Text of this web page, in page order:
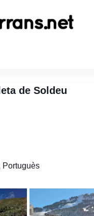
de Soldeu
Portuguès